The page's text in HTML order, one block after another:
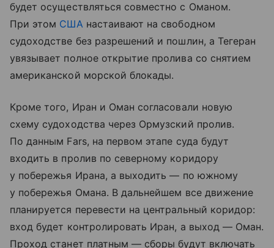
будет осуществляться совместно с Оманом.
При этом СШАнастаивают на свободном
судоходстве без разрешений и пошлин, а Тегеран
увязывает полное открытие пролива со снятием
американской морской блокады.
Кроме того, Иран и Оман согласовали новую
схему судоходства через Ормузский пролив.
По данным Fars, на первом этапе суда будут
входить в пролив по северному коридору
у побережья Ирана, а выходить — по южному
у побережья Омана. В дальнейшем все движение
планируется перевести на центральный коридор:
вход будет контролировать Иран, а выход — Оман.
Проход станет платным — сборы будут включать